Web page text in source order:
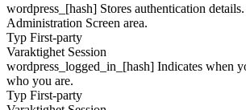
wordpress_[hash] Stores authentication
Administration Screen area.
Typ First-party
Varaktighet Session
wordpress_logged_in_[hash] Indicates when
who you are.
Typ First-party